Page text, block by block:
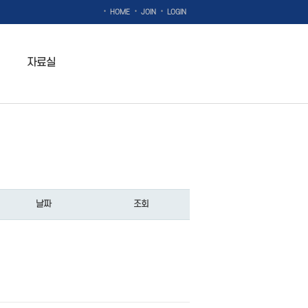
· HOME · JOIN · LOGIN
자료실
날짜 조회